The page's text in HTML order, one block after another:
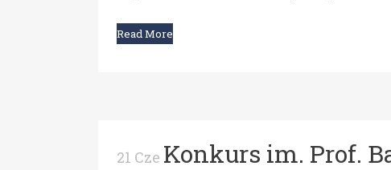
Read More
21 Cze Konkurs im. Prof.